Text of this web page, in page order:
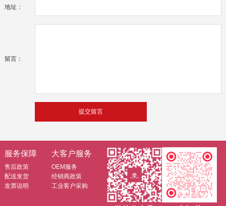
地址：
留言：
服务保障
售后政策
配送发货
发票说明
大客户服务
OEM服务
经销商政策
工业客户采购